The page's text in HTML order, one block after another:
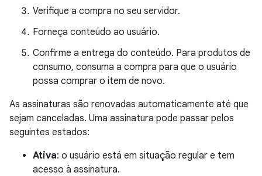
Verifique a compra no seu servidor.
Forneça conteúdo ao usuário.
Confirme a entrega do conteúdo. Para produtos de
consumo, consuma a compra para que o usuário
possa comprar o item de novo.
As assinaturas são renovadas automaticamente até que
sejam canceladas. Uma assinatura pode passar pelos
seguintes estados:
Ativa: o usuário está em situação regular e tem
acesso à assinatura.